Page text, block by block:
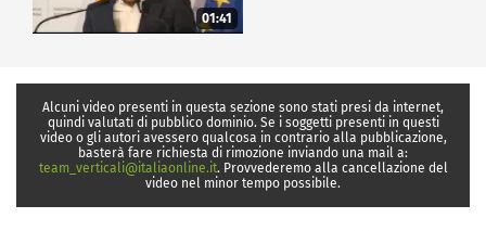
01:41
Alcuni video presenti in questa sezione sono stati presi da internet,
quindi valutati di pubblico dominio. Se i soggetti presenti in questi
video o gli autori avessero qualcosa in contrario alla pubblicazione,
basterà fare richiesta di rimozione inviando una mail a:
team_verticali@italiaonline.it. Provvederemo alla cancellazione del
video nel minor tempo possibile.